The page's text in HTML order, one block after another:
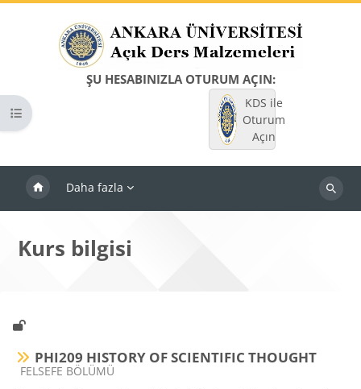
ŞU HESABINIZLA OTURUM AÇIN:
KDS ile
Oturum
Açın
Daha fazla
Dersleri
Kurs dizinini aç
Kurs bilgisi
PHI209 HISTORY OF SCIENTIFIC THOUGHT
Ders kategorisi
FELSEFE BÖLÜMÜ